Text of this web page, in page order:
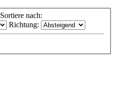
Sortiere nach:
Richtung: